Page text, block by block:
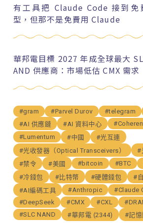
有工具把 Claude Code 接到免
型，但那不是免費用 Claude
華邦電目標 2027 年成全球最大
AND 供應商：市場低估 CMX 需求
#gram #Parvel Durov #telegram
#AI 供應鏈
#AI 資料中心
#Lumentum
#中國
#光互連
#光收發器（Optical Transceivers）
#
#禁令
#美國 #bitcoin #BTC
#冷錢包
#比特幣 #硬體錢包
#
#AI編碼工具
#Anthropic
#Claude
#DeepSeek
#CMX #CXL
#SLC NAND
#華邦電 (2344) #記憶